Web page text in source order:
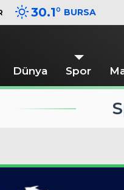
30.1° BURSA
Dünya Spor